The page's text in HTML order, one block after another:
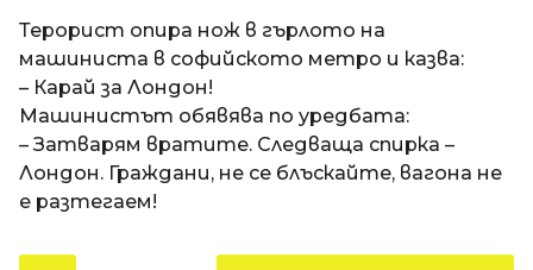
п
р
е
д
и
1
8
о
t
i
Терорист опира нож в гърлото на
машиниста в софийското метро и казва:
– Карай за Лондон!
Машинистът обявява по уредбата:
– Затварям вратите. Следваща спирка –
Лондон. Граждани, не се блъскайте, вагона не
е разтегаем!